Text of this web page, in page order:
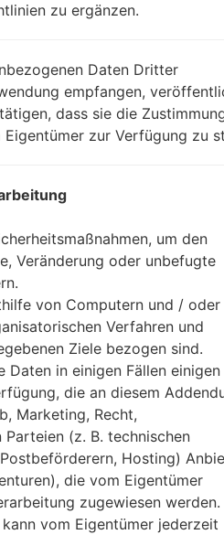
Eigenschaften
LGG850EM
LG G8X ThinQ
September, 2019
8.4 millimeter (0.33 Zoll)
159.3 x 75.8 millimeter (6.27 x
zu ergänzen.
Daten Dritter
empfangen,
dass sie die
zur Verfügung zu
um den
Veränderung oder unbefugte
von Computern und / oder
Verfahren und
Ziele bezogen sind.
Daten in einigen Fällen einigen
die an diesem
Marketing, Recht,
(z. B. technischen
Hosting)
die vom Eigentümer
zugewiesen werden.
vom Eigentümer jederzeit